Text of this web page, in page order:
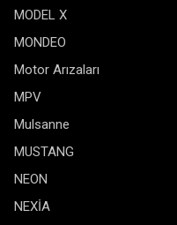
MODEL X
MONDEO
Motor Arızaları
MPV
Mulsanne
MUSTANG
NEON
NEXİA